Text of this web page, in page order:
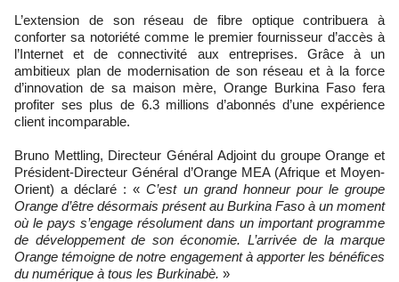
L’extension de son réseau de fibre optique contribuera à
conforter sa notoriété comme le premier fournisseur d’accès à
l’Internet et de connectivité aux entreprises. Grâce à un
ambitieux plan de modernisation de son réseau et à la force
d’innovation de sa maison mère, Orange Burkina Faso fera
profiter ses plus de 6.3 millions d’abonnés d’une expérience
client incomparable.
Bruno Mettling, Directeur Général Adjoint du groupe Orange et
Président-Directeur Général d’Orange MEA (Afrique et Moyen-
Orient) a déclaré : «C’est un grand honneur pour le groupe
Orange d’être désormais présent au Burkina Faso à un moment
où le pays s’engage résolument dans un important programme
de développement de son économie. L’arrivée de la marque
Orange témoigne de notre engagement à apporter les bénéfices
du numérique à tous les Burkinabè. »